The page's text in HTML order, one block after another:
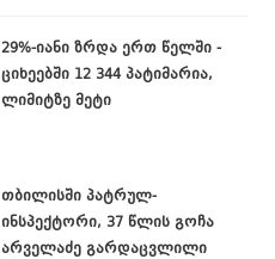
29%-იანი ზრდა ერთ წელში -
ციხეებში 12 344 პატიმარია,
ლიმიტზე მეტი
თბილისში პატრულ-
ინსპექტორი, 37 წლის გოჩა
არველაძე გარდაცვლილი